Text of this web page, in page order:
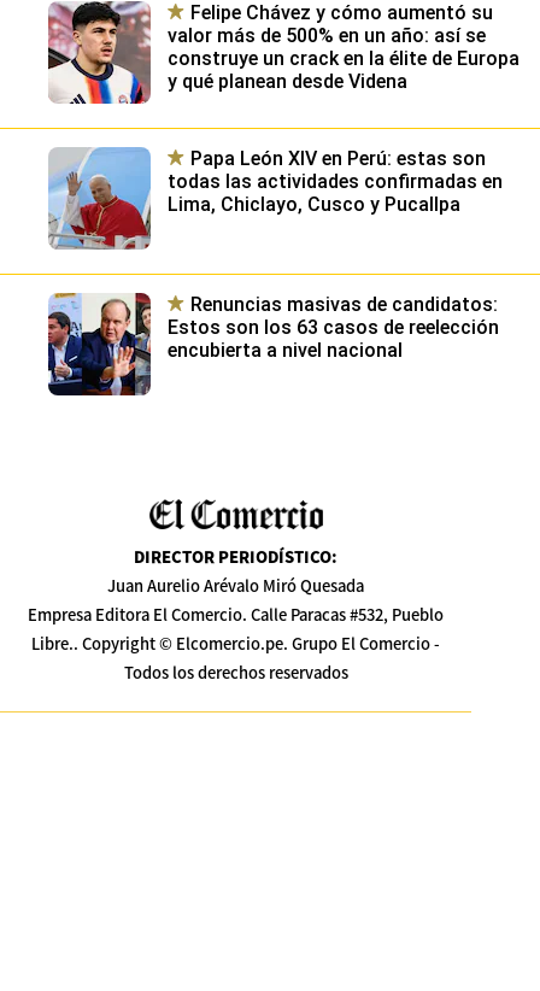
Felipe Chávez y cómo aumentó su
valor más de 500% en un año: así se
construye un crack en la élite de Europa
y qué planean desde Videna
Papa León XIV en Perú: estas son
todas las actividades confirmadas en
Lima, Chiclayo, Cusco y Pucallpa
Renuncias masivas de candidatos:
Estos son los 63 casos de reelección
encubierta a nivel nacional
DIRECTOR PERIODÍSTICO:
Juan Aurelio Arévalo Miró Quesada
Empresa Editora El Comercio. Calle Paracas #532, Pueblo
Libre.. Copyright © Elcomercio.pe. Grupo El Comercio -
Todos los derechos reservados